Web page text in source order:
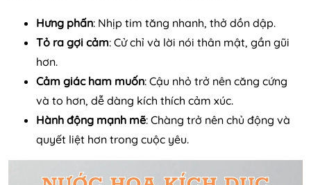
Hưng phấn: Nhịp tim tăng nhanh, thở dồn dập.
Tỏ ra gợi cảm: Cử chỉ và lời nói thân mật, gần gũi
hơn.
Cảm giác ham muốn: Cậu nhỏ trở nên căng cứng
và to hơn, dễ dàng kích thích cảm xúc.
Hành động mạnh mẽ: Chàng trở nên chủ động và
quyết liệt hơn trong cuộc yêu.